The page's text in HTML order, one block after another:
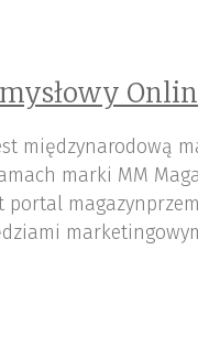
międzynarodową
marki MM
portal